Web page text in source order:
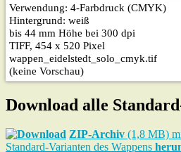
Verwendung: 4-Farbdruck (CMYK)
Hintergrund: weiß
bis 44 mm Höhe bei 300 dpi
TIFF, 454 x 520 Pixel
wappen_eidelstedt_solo_cmyk.tif
(keine Vorschau)
Download alle
ZIP-Archiv (1,8 MB)
Standard-Varianten des Wappens